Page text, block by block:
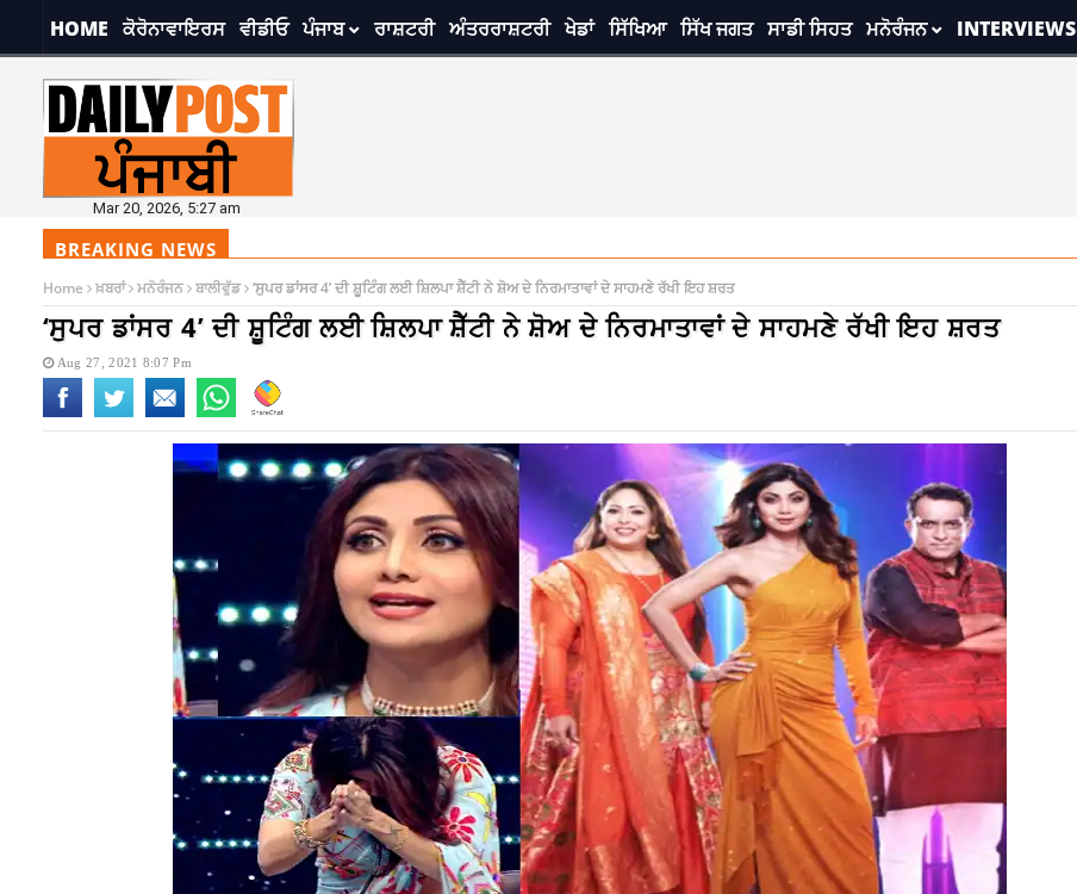
HOME ਕੋਰੋਨਾਵਾਇਰਸ ਵੀਡੀਓ ਪੰਜਾਬ ਰਾਸ਼ਟਰੀ ਅੰਤਰਰਾਸ਼ਟਰੀ ਖੇਡਾਂ ਸਿੱਖਿਆ ਸਿੱਖ ਜਗਤ ਸਾਡੀ ਸਿਹਤ ਮਨੋਰੰਜਨ INTERVIEWS
Mar 20, 2026, 5:27 am
BREAKING NEWS
Home ਖ਼ਬਰਾਂ ਮਨੋਰੰਜਨ ਬਾਲੀਵੁੱਡ ‘ਸੁਪਰ ਡਾਂਸਰ 4’ ਦੀ ਸ਼ੂਟਿੰਗ ਲਈ ਸ਼ਿਲਪਾ ਸ਼ੈੱਟੀ ਨੇ ਸ਼ੋਅ ਦੇ ਨਿਰਮਾਤਾਵਾਂ ਦੇ ਸਾਹਮਣੇ ਰੱਖੀ ਇਹ ਸ਼ਰਤ
‘ਸੁਪਰ ਡਾਂਸਰ 4’ ਦੀ ਸ਼ੂਟਿੰਗ ਲਈ ਸ਼ਿਲਪਾ ਸ਼ੈੱਟੀ ਨੇ ਸ਼ੋਅ ਦੇ ਨਿਰਮਾਤਾਵਾਂ ਦੇ ਸਾਹਮਣੇ ਰੱਖੀ ਇਹ ਸ਼ਰਤ
Aug 27, 2021 8:07 Pm